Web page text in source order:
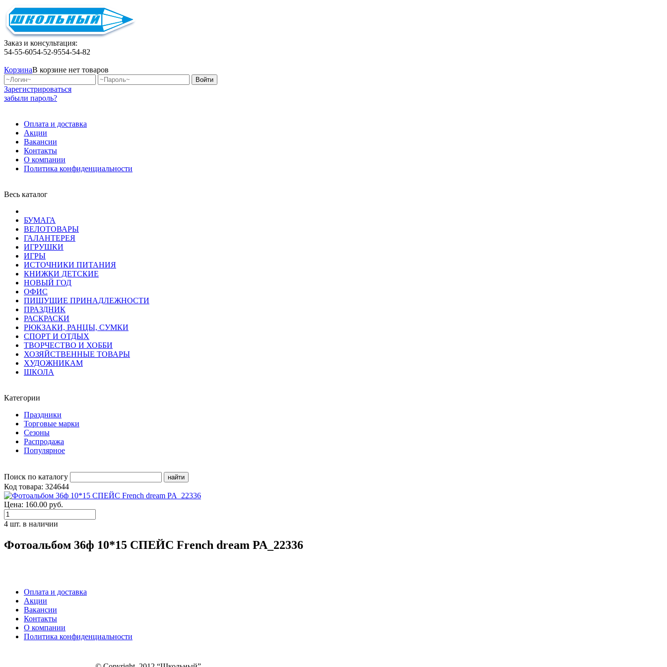
Заказ и консультация:
54-55-6054-52-9554-54-82
КорзинаВ корзине нет товаров
Зарегистрироваться
забыли пароль?
Оплата и доставка
Акции
Вакансии
Контакты
О компании
Политика конфиденциальности
Весь каталог
БУМАГА
ВЕЛОТОВАРЫ
ГАЛАНТЕРЕЯ
ИГРУШКИ
ИГРЫ
ИСТОЧНИКИ ПИТАНИЯ
КНИЖКИ ДЕТСКИЕ
НОВЫЙ ГОД
ОФИС
ПИШУЩИЕ ПРИНАДЛЕЖНОСТИ
ПРАЗДНИК
РАСКРАСКИ
РЮКЗАКИ, РАНЦЫ, СУМКИ
СПОРТ И ОТДЫХ
ТВОРЧЕСТВО И ХОББИ
ХОЗЯЙСТВЕННЫЕ ТОВАРЫ
ХУДОЖНИКАМ
ШКОЛА
Категории
Праздники
Торговые марки
Сезоны
Распродажа
Популярное
Поиск по каталогу
Код товара: 324644
Цена: 160.00 руб.
4 шт. в наличии
Фотоальбом 36ф 10*15 СПЕЙС French dream PA_22336
Оплата и доставка
Акции
Вакансии
Контакты
О компании
Политика конфиденциальности